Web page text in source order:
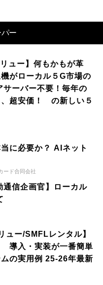
ー
ュー】何もかもが革
がローカル５G市場の
サーバー不要！毎年の
、超安価！ の新しい５
に必要か？ AIネット
ード合同会社
通信企画官】ローカル
ュー/SMFLレンタル】
導入・実装が一番簡単
の実用例 25-26年最新